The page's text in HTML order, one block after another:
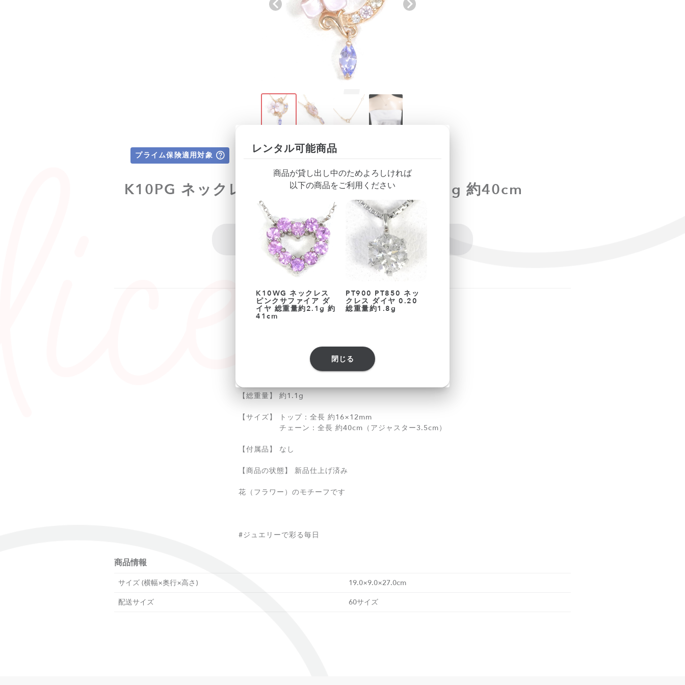
プライム保険適用対象
K10PG ネックレス パール 天然石 総重量約1.1g 約40cm
現在貸し出し中です
他のおすすめ商品はこちら
090442
【素材】 K10/ピンクゴールド
【石目】 パール 天然石
【総重量】 約1.1g
【サイズ】 トップ：全長 約16×12mm
チェーン：全長 約40cm（アジャスター3.5cm）
【付属品】 なし
【商品の状態】 新品仕上げ済み
花（フラワー）のモチーフです
#ジュエリーで彩る毎日
商品情報
サイズ (横幅×奥行×高さ)
19.0×9.0×27.0cm
配送サイズ
60サイズ
レンタル可能商品
商品が貸し出し中のためよろしければ
以下の商品をご利用ください
K10WG ネックレス
ピンクサファイア ダ
イヤ 総重量約2.1g 約
41cm
PT900 PT850 ネッ
クレス ダイヤ 0.20
総重量約1.8g
閉じる